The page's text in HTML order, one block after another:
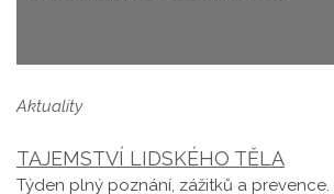
Aktuality
TAJEMSTVÍ LIDSKÉHO TĚLA
Týden plný poznání, zážitků a prevence.